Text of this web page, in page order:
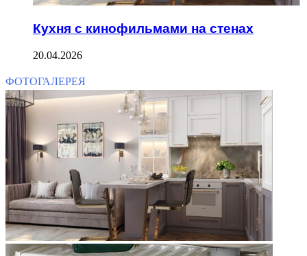
Кухня с кинофильмами на стенах
20.04.2026
ФОТОГАЛЕРЕЯ